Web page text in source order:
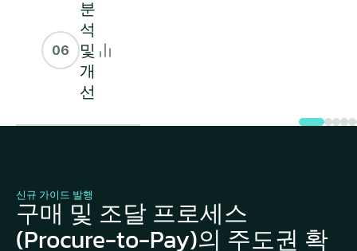
06
분
석
및
개
선
신규 가이드 발행
구매 및 조달 프로세스
(Procure-to-Pay)의 주도권 확